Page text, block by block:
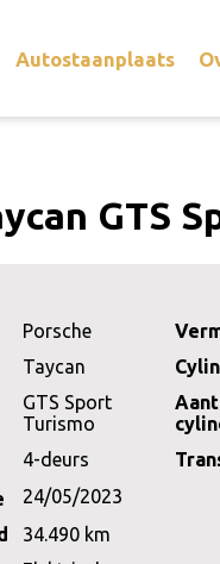
Autostaanplaats
GTS
Porsche
Taycan
GTS Sport
Turismo
4-deurs
24/05/2023
34.490 km